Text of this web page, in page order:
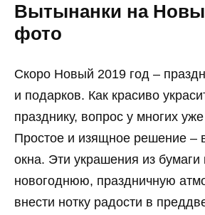
Вытынанки на
фото
Скоро Новый 2019 год –
и подарков. Как красиво
празднику, вопрос у многих
Простое и изящное решение –
окна. Эти украшения из бумаги
новогоднюю, праздничную
внести нотку радости в